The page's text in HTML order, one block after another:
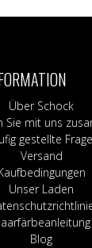
Über Schock
Sie mit uns
gestellte
Versand
Unser Laden
Blog